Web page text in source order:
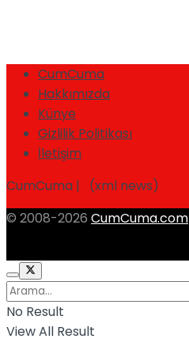
CumCuma
Hakkımızda
Künye
Gizlilik Politikası
İletişim
CumCuma | (xml news)
© 2008-2026 CumCuma.com
No Result
View All Result